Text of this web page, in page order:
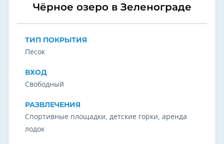
Чёрное озеро в Зеленограде
ТИП ПОКРЫТИЯ
Песок
ВХОД
Свободный
РАЗВЛЕЧЕНИЯ
Спортивные площадки, детские горки, аренда
лодок